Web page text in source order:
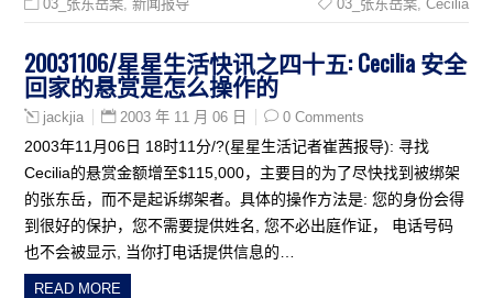
03_张东岳案 ,新闻报导 03_张东岳案, Cecilia
20031106/星星生活快讯之四十五: Cecilia 安全
回家的悬赏是怎么操作的
jackjia 2003 年 11 月 06 日 0 Comments
2003年11月06日 18时11分/?(星星生活记者崔茜报导): 寻找
Cecilia的悬赏金额增至$115,000，主要目的为了尽快找到被绑架
的张东岳，而不是起诉绑架者。具体的操作方法是: 您的身份会得
到很好的保护，您不需要提供姓名, 您不必出庭作证， 电话号码
也不会被显示, 当你打电话提供信息的…
READ MORE